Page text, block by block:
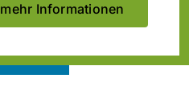
mehr Informationen